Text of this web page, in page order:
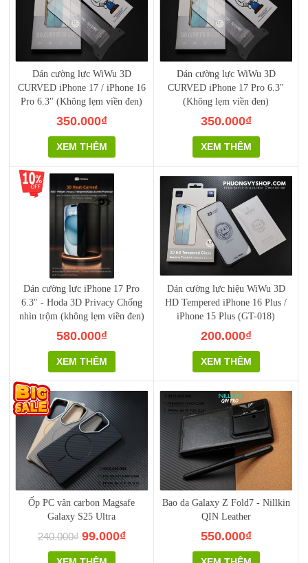
Dán cường lực WiWu 3D
CURVED iPhone 17 / iPhone 16
Pro 6.3" (Không lẹm viền đen)
350.000₫
XEM THÊM
Dán cường lực WiWu 3D
CURVED iPhone 17 Pro 6.3"
(Không lẹm viền đen)
350.000₫
XEM THÊM
Dán cường lực iPhone 17 Pro
6.3" - Hoda 3D Privacy Chống
nhìn trộm (không lẹm viền đen)
580.000₫
XEM THÊM
Dán cường lực hiệu WiWu 3D
HD Tempered iPhone 16 Plus /
iPhone 15 Plus (GT-018)
200.000₫
XEM THÊM
Ốp PC vân carbon Magsafe
Galaxy S25 Ultra
240.000₫ 99.000₫
Bao da Galaxy Z Fold7 - Nillkin
QIN Leather
550.000₫